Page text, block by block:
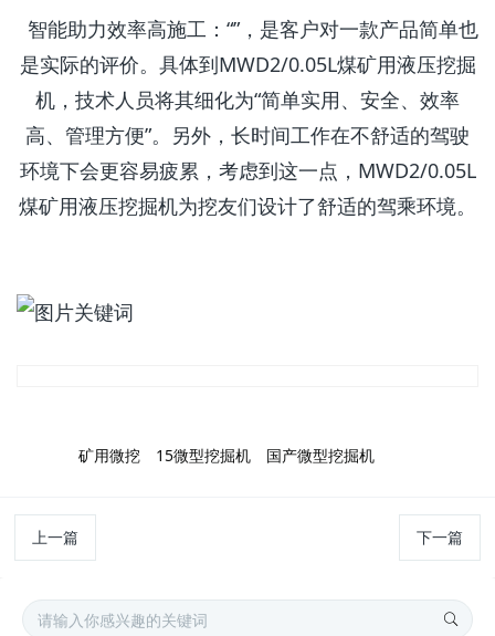
智能助力效率高施工：“”，是客户对一款产品简单也
是实际的评价。具体到MWD2/0.05L煤矿用液压挖掘
机，技术人员将其细化为“简单实用、安全、效率
高、管理方便”。另外，长时间工作在不舒适的驾驶
环境下会更容易疲累，考虑到这一点，MWD2/0.05L
煤矿用液压挖掘机为挖友们设计了舒适的驾乘环境。
矿用微挖 15微型挖掘机 国产微型挖掘机
上一篇 下一篇